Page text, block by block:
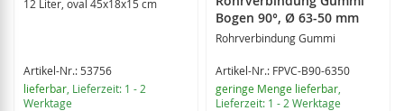
12 Liter, oval 45x18x15 cm
Artikel-Nr.: 53756
lieferbar , Lieferzeit: 1 - 2
Werktage
Bogen 90°, Ø 63-50 mm
Rohrverbindung Gummi
Artikel-Nr.: FPVC-B90-6350
geringe Menge lieferbar
Lieferzeit: 1 - 2 Werktage